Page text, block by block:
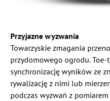
Przyjazne wyzwania
Towarzyskie zmagania
przydomowego ogrodu.
synchronizację wyników ze
rywalizację z nimi lub
podczas wyzwań z